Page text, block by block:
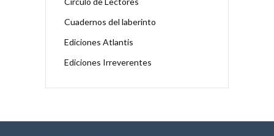
Cuadernos del laberinto
Ediciones Atlantis
Ediciones Irreverentes